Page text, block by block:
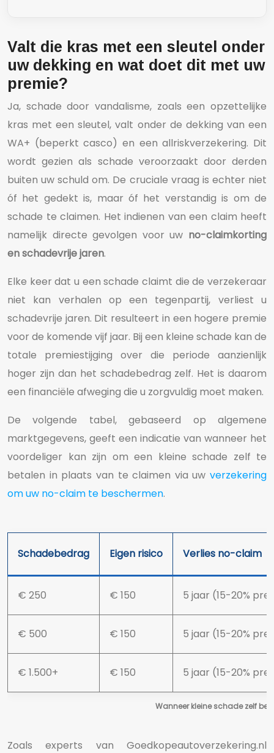
Valt die kras met een sleutel onder
uw dekking en wat doet dit met uw
premie?
Ja, schade door vandalisme, zoals een opzettelijke
kras met een sleutel, valt onder de dekking van een
WA+ (beperkt casco) en een allriskverzekering. Dit
wordt gezien als schade veroorzaakt door derden
buiten uw schuld om. De cruciale vraag is echter niet
óf het gedekt is, maar óf het verstandig is om de
schade te claimen. Het indienen van een claim heeft
namelijk directe gevolgen voor uw no-claimkorting
en schadevrije jaren.
Elke keer dat u een schade claimt die de verzekeraar
niet kan verhalen op een tegenpartij, verliest u
schadevrije jaren. Dit resulteert in een hogere premie
voor de komende vijf jaar. Bij een kleine schade kan de
totale premiestijging over die periode aanzienlijk
hoger zijn dan het schadebedrag zelf. Het is daarom
een financiële afweging die u zorgvuldig moet maken.
De volgende tabel, gebaseerd op algemene
marktgegevens, geeft een indicatie van wanneer het
voordeliger kan zijn om een kleine schade zelf te
betalen in plaats van te claimen via uw verzekering
om uw no-claim te beschermen.
Wanneer kleine schade zelf
Schadebedrag Eigen risico Verlies no-claim
€ 250 € 150 5 jaar (15-20%
€ 500 € 150 5 jaar (15-20%
€ 1.500+ € 150 5 jaar (15-20%
Zoals experts van Goedkopeautoverzekering.nl